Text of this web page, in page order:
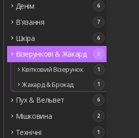
Денім 6
В'язання 7
Шкіра 6
Візерункові & Жакард 2
Квітковий Візерунок 1
Жакард & Брокад 1
Пух & Вельвет 6
Мішковина 2
Технічні 1